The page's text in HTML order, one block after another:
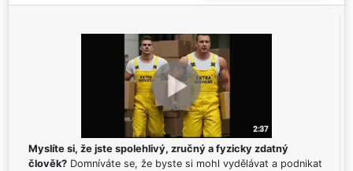
Myslíte si, že jste spolehlivý, zručný a fyzicky zdatný
člověk? Domníváte se, že byste si mohl vydělávat a podnikat